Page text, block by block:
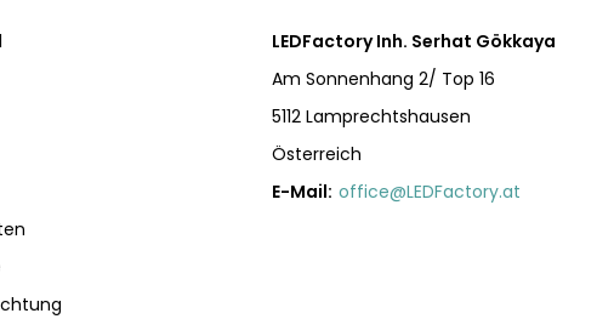
LEDFactory Inh. Serhat Gökkaya
Am Sonnenhang 2/ Top 16
5112 Lamprechtshausen
Österreich
E-Mail: office@LEDFactory.at